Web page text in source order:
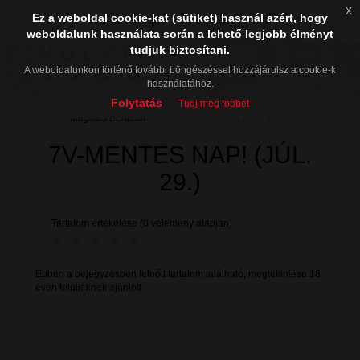
7V-MENTES NAP! (JÚL.
29.)
Tartalom értékelése (0 vélemény alapján):
Ebben a bejegyzésben felnőtt tartalom található, megtekintése 18
éven felülieknek ajánlott.
Ez a weboldal cookie-kat (sütiket) használ azért, hogy
weboldalunk használata során a lehető legjobb élményt
tudjuk biztosítani.
A weboldalunkon történő további böngészéssel hozzájárulsz a cookie-k
használatához.
Folytatás Tudj meg többet
x